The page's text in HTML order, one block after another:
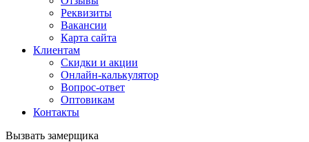
Реквизиты
Вакансии
Карта сайта
Клиентам
Скидки и акции
Онлайн-калькулятор
Вопрос-ответ
Оптовикам
Контакты
Вызвать замерщика